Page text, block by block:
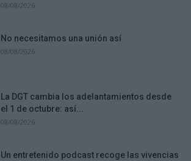
08/08/2026
No necesitamos una unión así
08/08/2026
La DGT cambia los adelantamientos desde
el 1 de octubre: así...
08/08/2026
Un entretenido podcast recoge las vivencias